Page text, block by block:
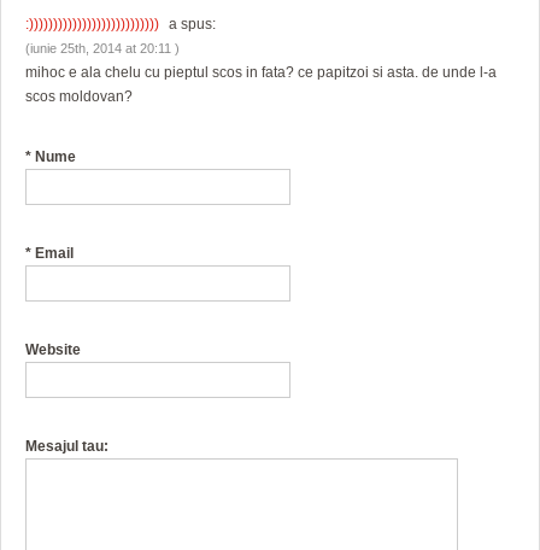
:))))))))))))))))))))))))))) a spus:
(iunie 25th, 2014 at 20:11 )
mihoc e ala chelu cu pieptul scos in fata? ce papitzoi si asta. de unde l-a
scos moldovan?
* Nume
* Email
Website
Mesajul tau: